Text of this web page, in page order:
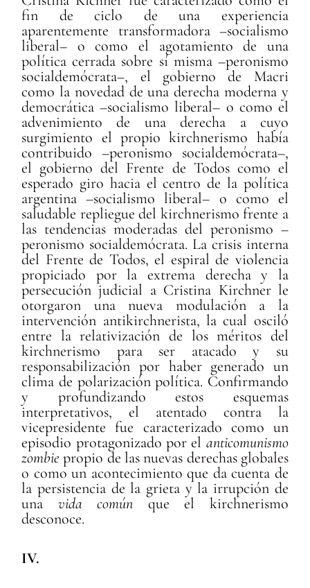
fin de ciclo de una experiencia
aparentemente transformadora –socialismo
liberal– o como el agotamiento de una
política cerrada sobre sí misma –peronismo
socialdemócrata–, el gobierno de Macri
como la novedad de una derecha moderna y
democrática –socialismo liberal– o como el
advenimiento de una derecha a cuyo
surgimiento el propio kirchnerismo había
contribuido –peronismo socialdemócrata–,
el gobierno del Frente de Todos como el
esperado giro hacia el centro de la política
argentina –socialismo liberal– o como el
saludable repliegue del kirchnerismo frente a
las tendencias moderadas del peronismo –
peronismo socialdemócrata. La crisis interna
del Frente de Todos, el espiral de violencia
propiciado por la extrema derecha y la
persecución judicial a Cristina Kirchner le
otorgaron una nueva modulación a la
intervención antikirchnerista, la cual osciló
entre la relativización de los méritos del
kirchnerismo para ser atacado y su
responsabilización por haber generado un
clima de polarización política. Confirmando
y profundizando estos esquemas
interpretativos, el atentado contra la
vicepresidente fue caracterizado como un
episodio protagonizado por el anticomunismo
zombiepropio de las nuevas derechas globales
o como un acontecimiento que da cuenta de
la persistencia de la grieta y la irrupción de
una vida común que el kirchnerismo
desconoce.
IV.